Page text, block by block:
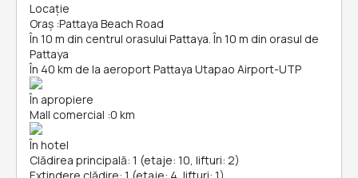
Locație
Oraș :Pattaya Beach Road
În 10 m din centrul orasului Pattaya. În 10 m din orasul de
Pattaya
În 40 km de la aeroport Pattaya Utapao Airport-UTP
În apropiere
Mall comercial :0 km
În hotel
Clădirea principală: 1 (etaje: 10, lifturi: 2)